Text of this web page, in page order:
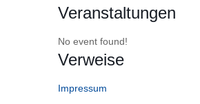
Veranstaltungen
No event found!
Verweise
Impressum